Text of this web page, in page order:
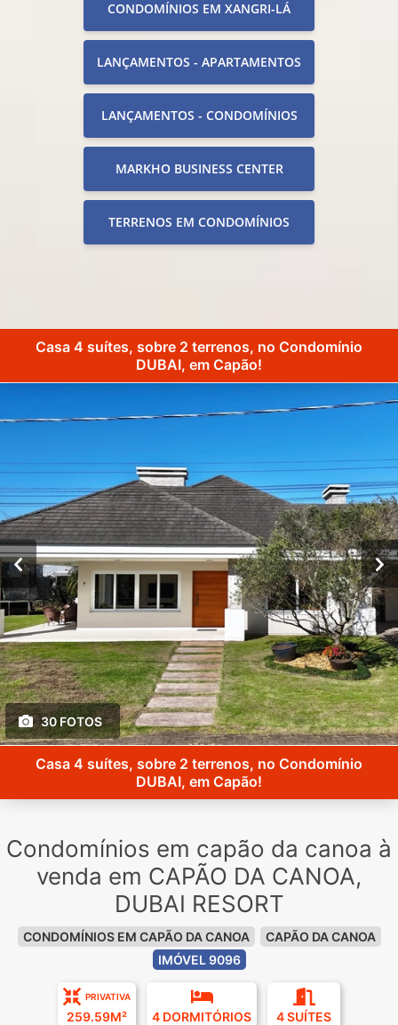
CONDOMÍNIOS EM XANGRI-LÁ
LANÇAMENTOS - APARTAMENTOS
LANÇAMENTOS - CONDOMÍNIOS
MARKHO BUSINESS CENTER
TERRENOS EM CONDOMÍNIOS
Casa 4 suítes, sobre 2 terrenos, no Condomínio
DUBAI, em Capão!
30 FOTOS
Casa 4 suítes, sobre 2 terrenos, no Condomínio
DUBAI, em Capão!
Condomínios em capão da canoa à
venda em CAPÃO DA CANOA,
DUBAI RESORT
CONDOMÍNIOS EM CAPÃO DA CANOA
CAPÃO DA CANOA
IMÓVEL 9096
PRIVATIVA
259.59M² 4 DORMITÓRIOS 4 SUÍTES